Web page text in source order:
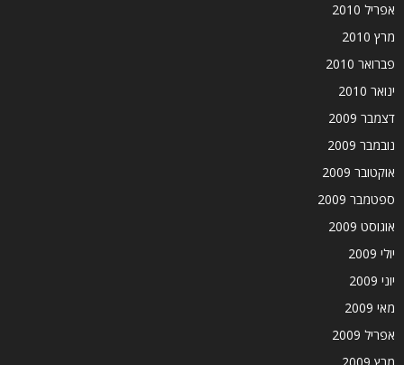
אפריל 2010
מרץ 2010
פברואר 2010
ינואר 2010
דצמבר 2009
נובמבר 2009
אוקטובר 2009
ספטמבר 2009
אוגוסט 2009
יולי 2009
יוני 2009
מאי 2009
אפריל 2009